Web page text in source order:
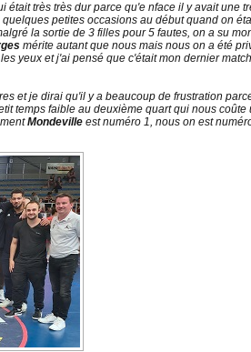
était très très dur parce qu'e nface il y avait une
petites occasions au début quand on
la sortie de 3 filles pour 5 fautes, on a su
mérite autant que nous mais nous on a été
yeux et j'ai pensé que c'était mon dernier
et je dirai qu'il y a beaucoup de frustration
temps faible au deuxième quart qui nous
Mondeville est numéro 1, nous on est